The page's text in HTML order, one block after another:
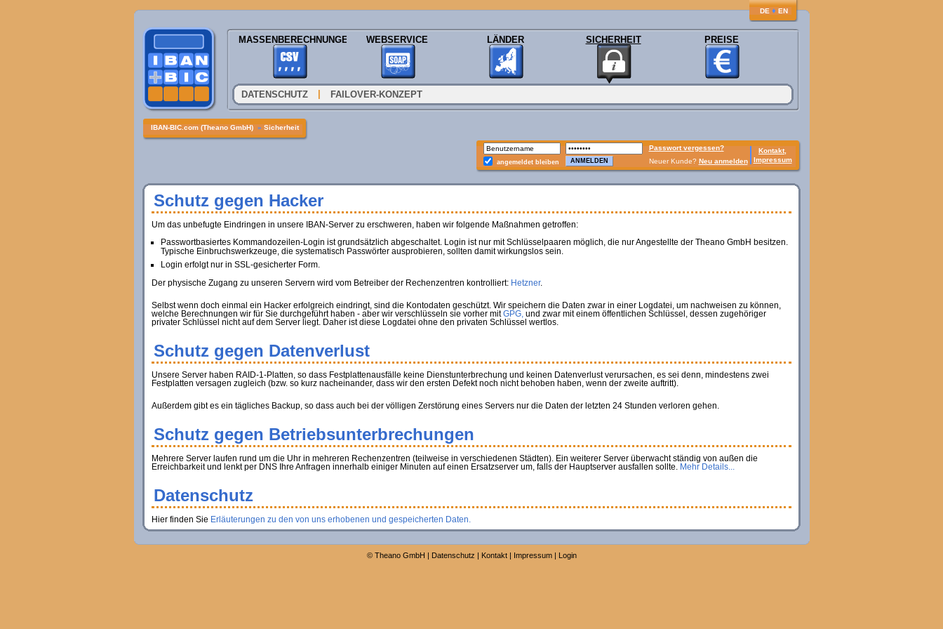
DE ♦ EN
MASSENBERECHNUNGEN WEBSERVICE LÄNDER SICHERHEIT PREISE
DATENSCHUTZ FAILOVER-KONZEPT
IBAN-BIC.com (Theano GmbH) » Sicherheit
Passwort vergessen?
Kontakt,
Impressum
angemeldet bleiben Neuer Kunde? Neu anmelden
Schutz gegen Hacker
Um das unbefugte Eindringen in unsere IBAN-Server zu erschweren, haben wir folgende Maßnahmen getroffen:
Passwortbasiertes Kommandozeilen-Login ist grundsätzlich abgeschaltet. Login ist nur mit Schlüsselpaaren möglich, die nur Angestellte der Theano GmbH besitzen.
Typische Einbruchswerkzeuge, die systematisch Passwörter ausprobieren, sollten damit wirkungslos sein.
Login erfolgt nur in SSL-gesicherter Form.
Der physische Zugang zu unseren Servern wird vom Betreiber der Rechenzentren kontrolliert: Hetzner.
Selbst wenn doch einmal ein Hacker erfolgreich eindringt, sind die Kontodaten geschützt. Wir speichern die Daten zwar in einer Logdatei, um nachweisen zu können,
welche Berechnungen wir für Sie durchgeführt haben - aber wir verschlüsseln sie vorher mitGPG,und zwar mit einem öffentlichen Schlüssel, dessen zugehöriger
privater Schlüssel nicht auf dem Server liegt. Daher ist diese Logdatei ohne den privaten Schlüssel wertlos.
Schutz gegen Datenverlust
Unsere Server haben RAID-1-Platten, so dass Festplattenausfälle keine Dienstunterbrechung und keinen Datenverlust verursachen, es sei denn, mindestens zwei
Festplatten versagen zugleich (bzw. so kurz nacheinander, dass wir den ersten Defekt noch nicht behoben haben, wenn der zweite auftritt).
Außerdem gibt es ein tägliches Backup, so dass auch bei der völligen Zerstörung eines Servers nur die Daten der letzten 24 Stunden verloren gehen.
Schutz gegen Betriebsunterbrechungen
Mehrere Server laufen rund um die Uhr in mehreren Rechenzentren (teilweise in verschiedenen Städten). Ein weiterer Server überwacht ständig von außen die
Erreichbarkeit und lenkt per DNS Ihre Anfragen innerhalb einiger Minuten auf einen Ersatzserver um, falls der Hauptserver ausfallen sollte. Mehr Details...
Datenschutz
Hier finden Sie Erläuterungen zu den von uns erhobenen und gespeicherten Daten.
© Theano GmbH | Datenschutz | Kontakt| Impressum| Login